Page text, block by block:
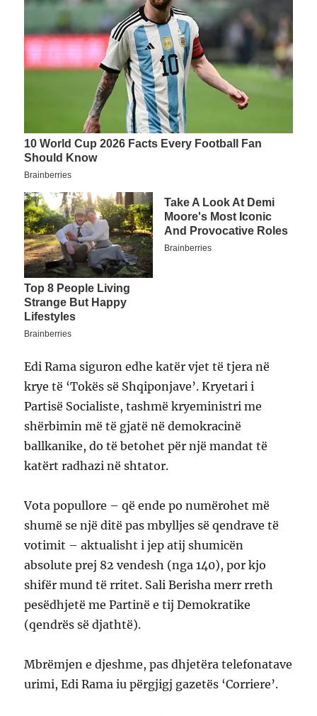
Edi Rama siguron edhe katër vjet të tjera në
krye të ‘Tokës së Shqiponjave’. Kryetari i
Partisë Socialiste, tashmë kryeministri me
shërbimin më të gjatë në demokracinë
ballkanike, do të betohet për një mandat të
katërt radhazi në shtator.
Vota popullore – që ende po numërohet më
shumë se një ditë pas mbylljes së qendrave të
votimit – aktualisht i jep atij shumicën
absolute prej 82 vendesh (nga 140), por kjo
shifër mund të rritet. Sali Berisha merr rreth
pesëdhjetë me Partinë e tij Demokratike
(qendrës së djathtë).
Mbrëmjen e djeshme, pas dhjetëra telefonatave
urimi, Edi Rama iu përgjigj gazetës ‘Corriere’.